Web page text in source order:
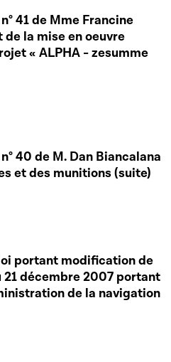
41 de Mme Francine
de la mise en oeuvre
« ALPHA - zesumme
40 de M. Dan Biancalana
et des munitions (suite)
portant modification de
décembre 2007 portant
de la navigation